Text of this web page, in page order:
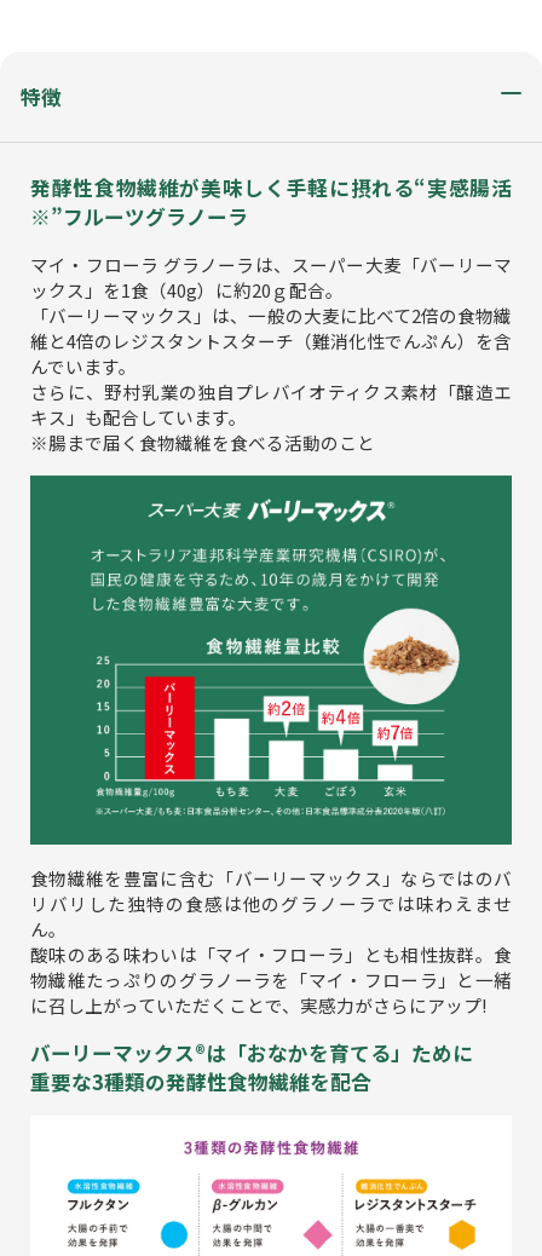
特徴
発酵性食物繊維が美味しく手軽に摂れる“実感腸活
※”フルーツグラノーラ
マイ・フローラ グラノーラは、スーパー大麦「バーリーマ
ックス」を1食（40g）に約20ｇ配合。
「バーリーマックス」は、一般の大麦に比べて2倍の食物繊
維と4倍のレジスタントスターチ（難消化性でんぷん）を含
んでいます。
さらに、野村乳業の独自プレバイオティクス素材「醸造エ
キス」も配合しています。
※腸まで届く食物繊維を食べる活動のこと
食物繊維を豊富に含む「バーリーマックス」ならではのバ
リバリした独特の食感は他のグラノーラでは味わえませ
ん。
酸味のある味わいは「マイ・フローラ」とも相性抜群。食
物繊維たっぷりのグラノーラを「マイ・フローラ」と一緒
に召し上がっていただくことで、実感力がさらにアップ!
バーリーマックス®は「おなかを育てる」ために
重要な3種類の発酵性食物繊維を配合